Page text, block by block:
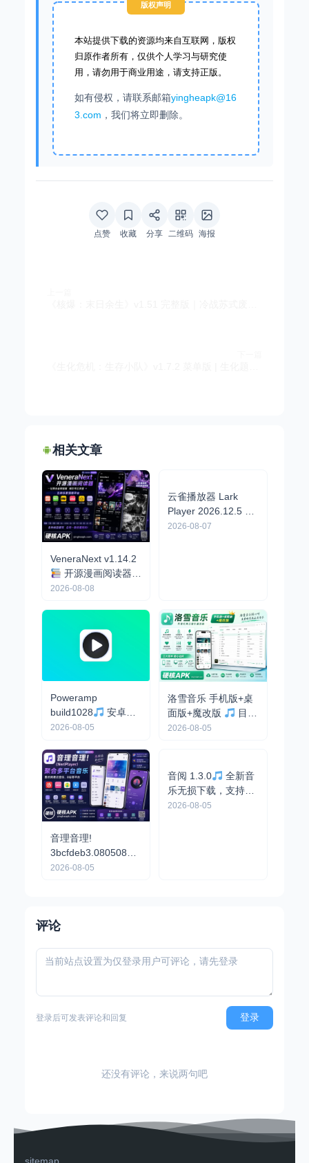
版权声明
本站提供下载的资源均来自互联网，版权
归原作者所有，仅供个人学习与研究使
用，请勿用于商业用途，请支持正版。
如有侵权，请联系邮箱yingheapk@16
3.com ，我们将立即删除。
点赞 收藏 分享 二维码 海报
相关文章
VeneraNext v1.14.2
开源漫画阅读器，
可导入漫画源，支持
2026-08-08
云雀播放器 Lark
Player 2026.12.5 高
级版
高颜值音乐
2026-08-07
Poweramp
build1028
安卓最
强音乐播放器，解锁
2026-08-05
洛雪音乐 手机版+桌
面版+魔改版
目前
最强免费音乐软件，
2026-08-05
音理音理!
3bcfdeb3.08050855
开源免费 - 聚合海量
2026-08-05
音阅 1.3.0
全新音
乐无损下载，支持下
载歌词和封面
2026-08-05
评论
登录后可发表评论和回复 登录
还没有评论，来说两句吧